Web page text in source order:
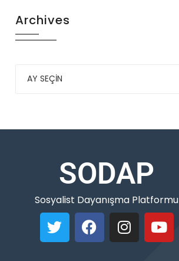
Archives
SODAP
Sosyalist Dayanışma Platformu